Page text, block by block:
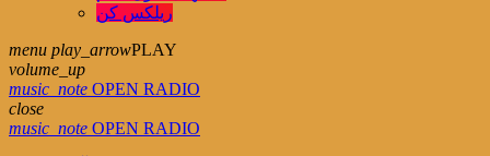
ریلکس کن
menu play_arrowPLAY
volume_up
music_note OPEN RADIO
close
music_note OPEN RADIO